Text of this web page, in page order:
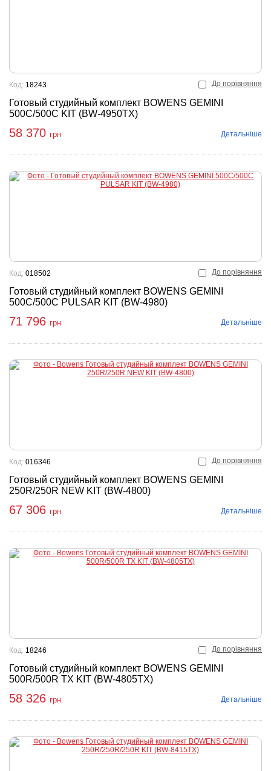
До порівняння
Готовый студийный комплект BOWENS GEMINI
500C/500C KIT (BW-4950TX)
Код: 18243
58 370 грн Детальніше
До порівняння
Готовый студийный комплект BOWENS GEMINI
500C/500C PULSAR KIT (BW-4980)
Код: 018502
71 796 грн Детальніше
До порівняння
Готовый студийный комплект BOWENS GEMINI
250R/250R NEW KIT (BW-4800)
Код: 016346
67 306 грн Детальніше
До порівняння
Готовый студийный комплект BOWENS GEMINI
500R/500R TX KIT (BW-4805TX)
Код: 18246
58 326 грн Детальніше